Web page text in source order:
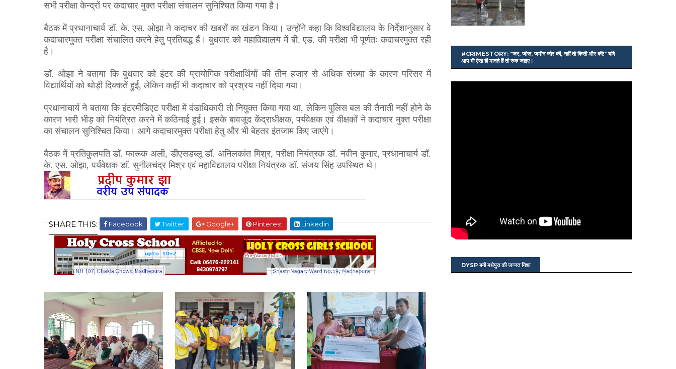
सभी परीक्षा केन्द्रों पर कदाचार मुक्त परीक्षा संचालन सुनिश्चित किया गया है।
बैठक में प्रधानाचार्य डॉ. के. एस. ओझा ने कदाचर की खबरों का खंडन किया। उन्होंने कहा कि विश्वविद्यालय के निर्देशानुसार वे
कदाचारमुक्त परीक्षा संचालित करने हेतु प्रतिबद्ध हैं। बुधवार को महाविद्यालय में बी. एड. की परीक्षा भी पूर्णतः कदाचरमुक्त रही
है।
डाॅ. ओझा ने बताया कि बुधवार को इंटर की प्रायोगिक परीक्षार्थियों की तीन हजार से अधिक संख्या के कारण परिसर में
विद्यार्थियों को थोड़ी दिक्कतें हुई,लेकिन कहीं भी कदाचार को प्रश्रय नहीं दिया गया।
प्रधानाचार्य ने बताया कि इंटरमीडिएट परीक्षा में दंडाधिकारी तो नियुक्त किया गया था,लेकिन पुलिस बल की तैनाती नहीं होने के
कारण भारी भीड़ को नियंत्रित करने में कठिनाई हुई। इसके बावजूद केंद्राधीक्षक,पर्यवेक्षक एवं वीक्षकों ने कदाचार मुक्त परीक्षा
का संचालन सुनिश्चित किया। आगे कदाचारमुक्त परीक्षा हेतु और भी बेहतर इंतजाम किए जाएंगे।
बैठक में प्रतिकुलपति डाॅ. फारूक अली,डीएसडब्लू डॉ. अनिलकांत मिश्र,परीक्षा नियंत्रक डॉ. नवीन कुमार,प्रधानाचार्य डॉ.
के. एस. ओझा,पर्यवेक्षक डाॅ. सुनीलचंद्र मिश्र एवं महाविद्यालय परीक्षा नियंत्रक डॉ. संजय सिंह उपस्थित थे।
SHARE THIS: Facebook Twitter Google+ Pinterest Linkedin
#CRIMESTORY: "जर, जोरू, जमीन जोर की, नहीं तो किसी और की!" यदि
आप भी ऐसा ही मानते हैं तो रुक जाइए।
DYSP बनी मधेपुरा की जन्नत निशा